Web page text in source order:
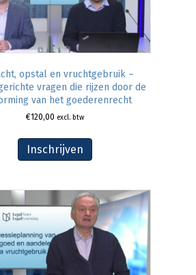
opstal en vruchtgebruik –
vragen die rijzen door de
van het goederenrecht
€120,00 excl. btw
Inschrijven